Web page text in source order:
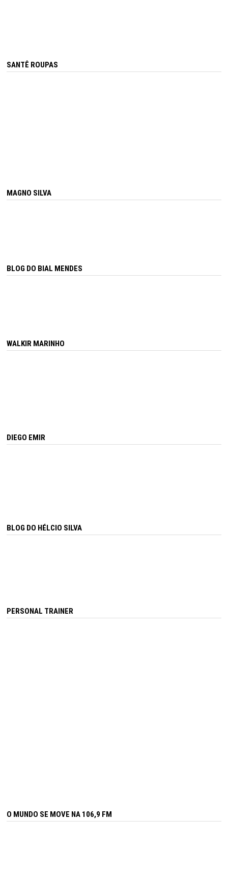
SANTÊ ROUPAS
MAGNO SILVA
BLOG DO BIAL MENDES
WALKIR MARINHO
DIEGO EMIR
BLOG DO HÉLCIO SILVA
PERSONAL TRAINER
O MUNDO SE MOVE NA 106,9 FM